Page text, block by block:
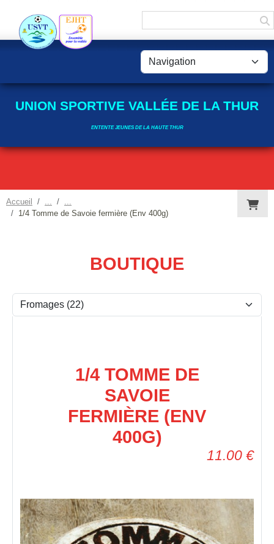
UNION SPORTIVE VALLÉE DE LA THUR
ENTENTE JEUNES DE LA HAUTE THUR
Accueil
1/4 Tomme de Savoie fermière (Env 400g)
BOUTIQUE
1/4 TOMME DE
SAVOIE
FERMIÈRE (ENV
400G)
11.00 €